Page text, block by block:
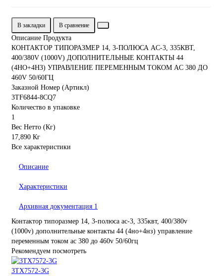
В закладки В сравнение
Описание Продукта
КОНТАКТОР ТИПОРАЗМЕР 14, 3-ПОЛЮСА AC-3, 335КВТ,
400/380V (1000V) ДОПОЛНИТЕЛЬНЫЕ КОНТАКТЫ 44
(4НO+4НЗ) УПРАВЛЕНИЕ ПЕРЕМЕННЫМ ТОКОМ AC 380 ДO
460V 50/60ГЦ
Заказной Номер (Артикл)
3TF6844-8CQ7
Количество в упаковке
1
Вес Нетто (Кг)
17,890 Кг
Все характеристики
Описание
Характеристики
Архивная документация 1
Контактор типоразмер 14, 3-полюса ac-3, 335квт, 400/380v
(1000v) дополнительные контакты 44 (4нo+4нз) управление
переменным током ac 380 дo 460v 50/60гц
Рекомендуем посмотреть
3TX7572-3G